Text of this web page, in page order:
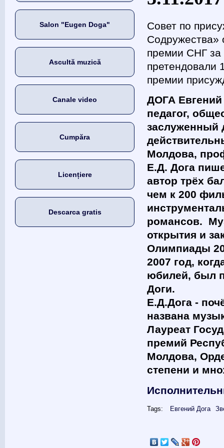
Salon "Eugen Doga"
Ascultă muzică
Canale video
Cumpăra
Licențiere
Descarca gratis
Совет по
Содружества»
премии СНГ за
претендовали
премии
ДОГА
педагог,
заслуженный
Молдова,
Е.Д. Дога
автор трёх
чем к 200
романсов.
открытия и
Олимпиады
2007 год,
юбилей, был
Доги.
Е.Д.Дога -
названа
Лауреат
премий
Молдова,
степени и
Tags: Евгений Дога